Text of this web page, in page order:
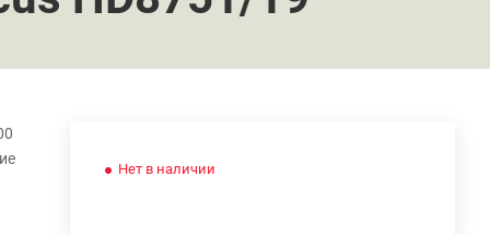
Нет в наличии